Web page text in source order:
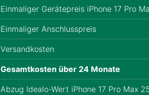
Einmaliger Gerätepreis iPhone 17 Pro
Einmaliger Anschlusspreis
Versandkosten
Gesamtkosten über 24 Monate
Abzug Idealo-Wert iPhone 17 Pro Max